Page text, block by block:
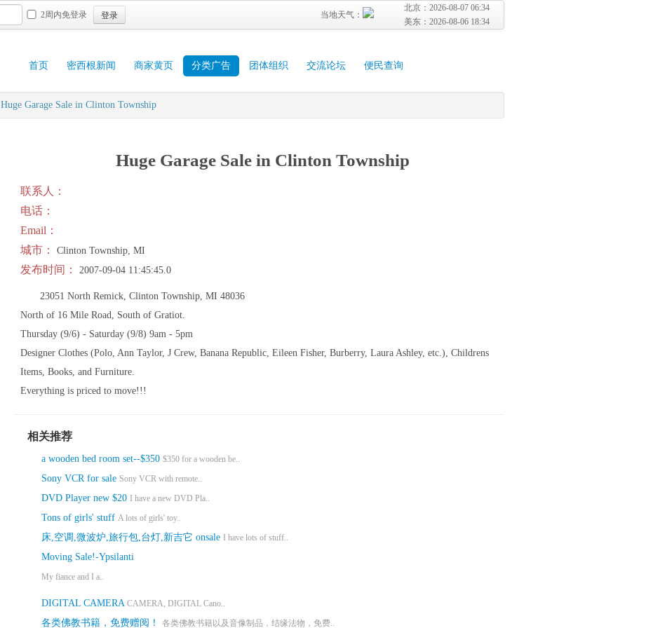
2周内免登录 登录
北京： 2026-08-07 06:34
美东： 2026-08-06 18:34
当地天气：
首页 密西根新闻 商家黄页 分类广告 团体组织 交流论坛 便民查询
Huge Garage Sale in Clinton Township
Huge Garage Sale in Clinton Township
联系人：
电话：
Email：
城市：
Clinton Township, MI
发布时间： 2007-09-04 11:45:45.0
23051 North Remick, Clinton Township, MI 48036
North of 16 Mile Road, South of Gratiot.
Thursday (9/6) - Saturday (9/8) 9am - 5pm
Designer Clothes (Polo, Ann Taylor, J Crew, Banana Republic, Eileen Fisher, Burberry, Laura Ashley, etc.), Childrens
Items, Books, and Furniture.
Everything is priced to move!!!
相关推荐
a wooden bed room set--$350 $350 for a wooden be..
Sony VCR for sale Sony VCR with remote..
DVD Player new $20 I have a new DVD Pla..
Tons of girls' stuff A lots of girls' toy..
床,空调,微波炉,旅行包,台灯,新吉它 onsale I have lots of stuff..
Moving Sale!-Ypsilanti
My fiance and I a..
DIGITAL CAMERA CAMERA, DIGITAL Cano..
各类佛教书籍，免费赠阅！ 各类佛教书籍以及音像制品，结缘法物，免费..